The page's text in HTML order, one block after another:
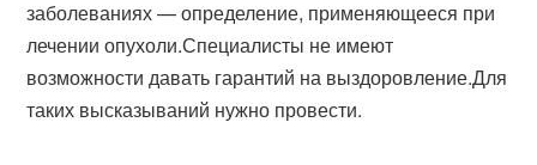
заболеваниях — определение, применяющееся при
лечении опухоли.Специалисты не имеют
возможности давать гарантий на выздоровление.Для
таких высказываний нужно провести.